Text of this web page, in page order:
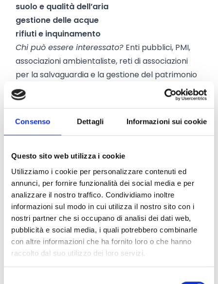
Consenso Dettagli Informazioni sui cookie
Questo sito web utilizza i cookie
Utilizziamo i cookie per personalizzare contenuti ed
annunci, per fornire funzionalità dei social media e per
analizzare il nostro traffico. Condividiamo inoltre
informazioni sul modo in cui utilizza il nostro sito con i
nostri partner che si occupano di analisi dei dati web,
pubblicità e social media, i quali potrebbero combinarle
con altre informazioni che ha fornito loro o che hanno
raccolto dal suo utilizzo dei loro servizi.
suolo e qualità dell’aria
gestione delle acque
rifiuti e inquinamento
Chi può essere interessato? Enti pubblici, PMI,
associazioni ambientaliste, reti di associazioni
per la salvaguardia e la gestione del patrimonio
naturale, parchi, reti di Comuni, Enti di ricerca e
Università etc.
cooperazione scientifica
formazione ed Enti di ricerca operanti nei
differenti settori in linea con le priorità della
Strategia Europa 2020 e con gli obiettivi specifici
di ciascun programma INTERREG.
salute e servizi sociali
inclusione sociale e pari opportunità
cambiamento demografico e immigrazione
Chi può essere interessato? Policy-makers,
organi istituzionali, pubbliche amministrazioni,